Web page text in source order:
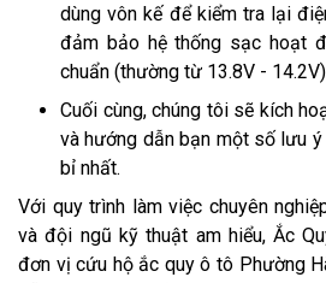
dùng vôn kế để kiểm tra lại
đảm bảo hệ thống sạc hoạt
chuẩn (thường từ 13.8V -
Cuối cùng, chúng tôi sẽ kích
và hướng dẫn bạn một số lưu
bỉ nhất.
Với quy trình làm việc chuyên
và đội ngũ kỹ thuật am hiểu, Ắc
đơn vị cứu hộ ắc quy ô tô Phường